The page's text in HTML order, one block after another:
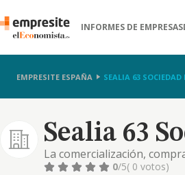
INFORMES DE EMPRESAS
EMPRESITE ESPAÑA SEALIA 63
Sealia 63
La comercialización,
alamacenaje, distribución,
0/5( 0 votos)